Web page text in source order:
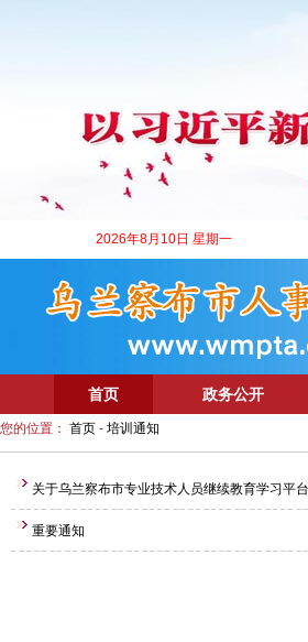
2026年8月10日 星期一
首页 政务公开
您的位置： 首页 - 培训通知
关于乌兰察布市专业技术人员继续教育学习平
重要通知